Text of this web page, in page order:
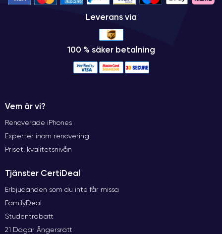
Leverans via
100 % säker betalning
Vem är vi?
Renoverade iPhones
Experter inom renovering
Priset, kvalitetsnivån
Tjänster CertiDeal
Erbjudanden som du inte får missa
FamilyDeal
Studentrabatt
21 Dagar Ångersrätt